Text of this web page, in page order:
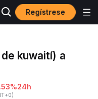
Regístrese
kuwaití) a
24h
)